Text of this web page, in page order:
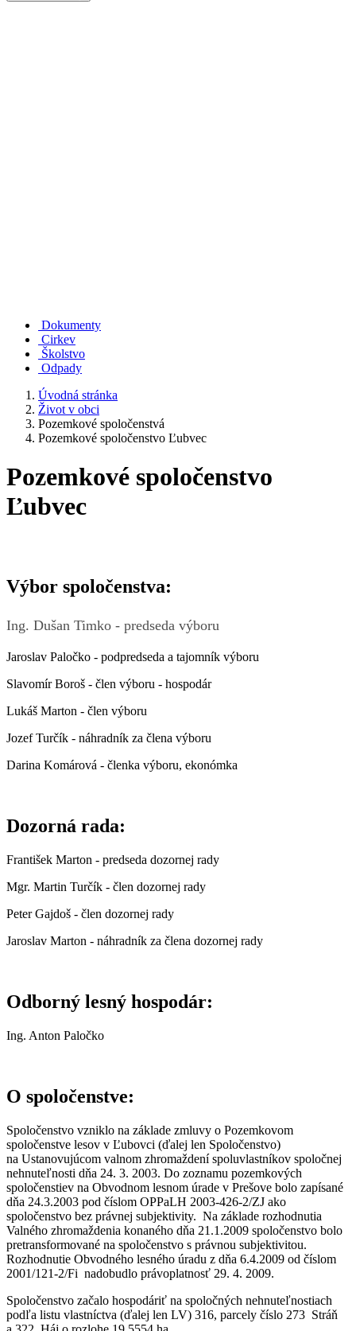
Dokumenty
Cirkev
Školstvo
Odpady
Úvodná stránka
Život v obci
Pozemkové spoločenstvá
Pozemkové spoločenstvo Ľubvec
Pozemkové spoločenstvo
Ľubvec
Výbor spoločenstva:
Ing. Dušan Timko - predseda výboru
Jaroslav Paločko - podpredseda a tajomník výboru
Slavomír Boroš - člen výboru - hospodár
Lukáš Marton - člen výboru
Jozef Turčík - náhradník za člena výboru
Darina Komárová - členka výboru, ekonómka
Dozorná rada:
František Marton - predseda dozornej rady
Mgr. Martin Turčík - člen dozornej rady
Peter Gajdoš - člen dozornej rady
Jaroslav Marton - náhradník za člena dozornej rady
Odborný lesný hospodár:
Ing. Anton Paločko
O spoločenstve:
Spoločenstvo vzniklo na základe zmluvy o Pozemkovom
spoločenstve lesov v Ľubovci (ďalej len Spoločenstvo)
na Ustanovujúcom valnom zhromaždení spoluvlastníkov spoločnej
nehnuteľnosti dňa 24. 3. 2003. Do zoznamu pozemkových
spoločenstiev na Obvodnom lesnom úrade v Prešove bolo zapísané
dňa 24.3.2003 pod číslom OPPaLH 2003-426-2/ZJ ako
spoločenstvo bez právnej subjektivity. Na základe rozhodnutia
Valného zhromaždenia konaného dňa 21.1.2009 spoločenstvo bolo
pretransformované na spoločenstvo s právnou subjektivitou.
Rozhodnutie Obvodného lesného úradu z dňa 6.4.2009 od číslom
2001/121-2/Fi nadobudlo právoplatnosť 29. 4. 2009.
Spoločenstvo začalo hospodáriť na spoločných nehnuteľnostiach
podľa listu vlastníctva (ďalej len LV) 316, parcely číslo 273 Stráň